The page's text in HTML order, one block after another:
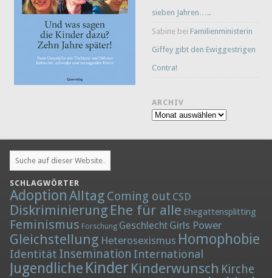
sieben Jahren…..
Sabine bei Familienministerin
Giffey gibt den Ewiggestrigen
Contra!
ARCHIV
Archiv
SCHLAGWÖRTER
AdoptionAlltag Coming out CSD
Diskriminierung Ehe für alle Ehegattensplitting
Feminismus Forschung Geschlecht Girls Power
Gleichstellung Heterosexismus Homophobie
Identität Insemination International
Jugendliche Kinder Kinderwunsch Kirche